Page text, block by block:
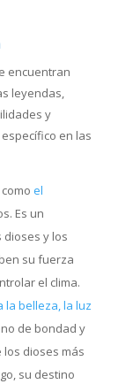
encuentran
leyendas,
y
en las
el
Es un
dioses y los
su fuerza
el clima.
la belleza, la luz
de bondad y
dioses más
su destino